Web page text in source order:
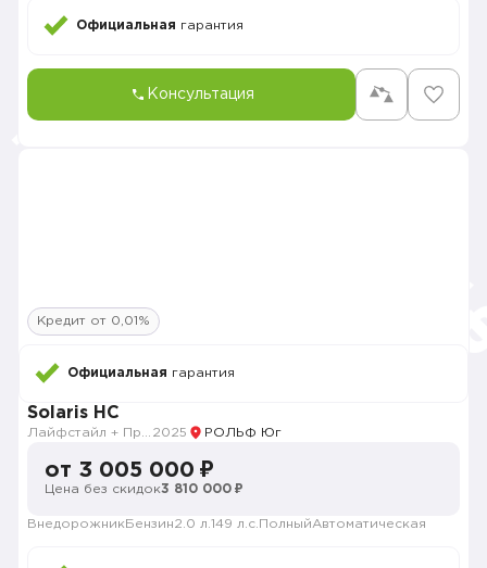
Официальная гарантия
Консультация
Кредит от 0,01%
Официальная гарантия
Solaris HC
2025 РОЛЬФ Юг
от 3 005 000 ₽
Цена без скидок3 810 000 ₽
Внедорожник Бензин2.0 л. 149 л.с. ПолныйАвтоматическая